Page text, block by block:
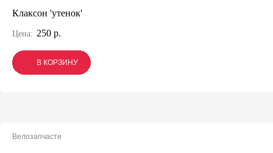
Клаксон 'утенок'
Цена: 250 р.
В КОРЗИНУ
В КОРЗИНУ
В КОРЗИНУ
Велозапчасти